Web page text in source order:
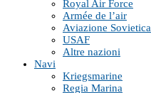
Royal Air Force
Armée de l’air
Aviazione Sovietica
USAF
Altre nazioni
Navi
Kriegsmarine
Regia Marina